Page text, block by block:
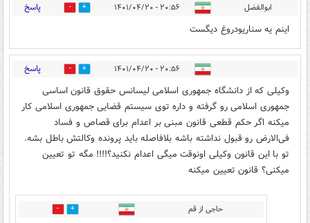
ابوالفضل ۲۰:۵۶ - ۱۴۰۱/۰۴/۲۰ 0 پاسخ
اینم یه سناریودروغ دیگست
۲۰:۵۶ - ۱۴۰۱/۰۴/۲۰ 16 پاسخ
وکیلی که از دانشگاه جمهوری اسلامی لیسانس حقوق قانون اساسی
جمهوری اسلامی رو گرفته و داره توی سیستم قضایی جمهوری اسلامی کار
میکنه اگر حکم قطعی قانون مبنی بر اعدام برای قصاص و فساد
فی‌الارض رو قبول نداشته باشه بلافاصله باید پرونده وکالتش باطل بشه.
تو با این قانون وکیلی اونوقت میگی اعدام نکنید؟!!!! مگه تو تعیین
میکنی؟ قانون تعیین میکنه
حاجی از قم 1